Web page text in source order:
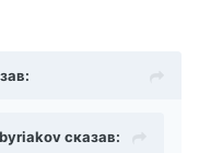
сказав: